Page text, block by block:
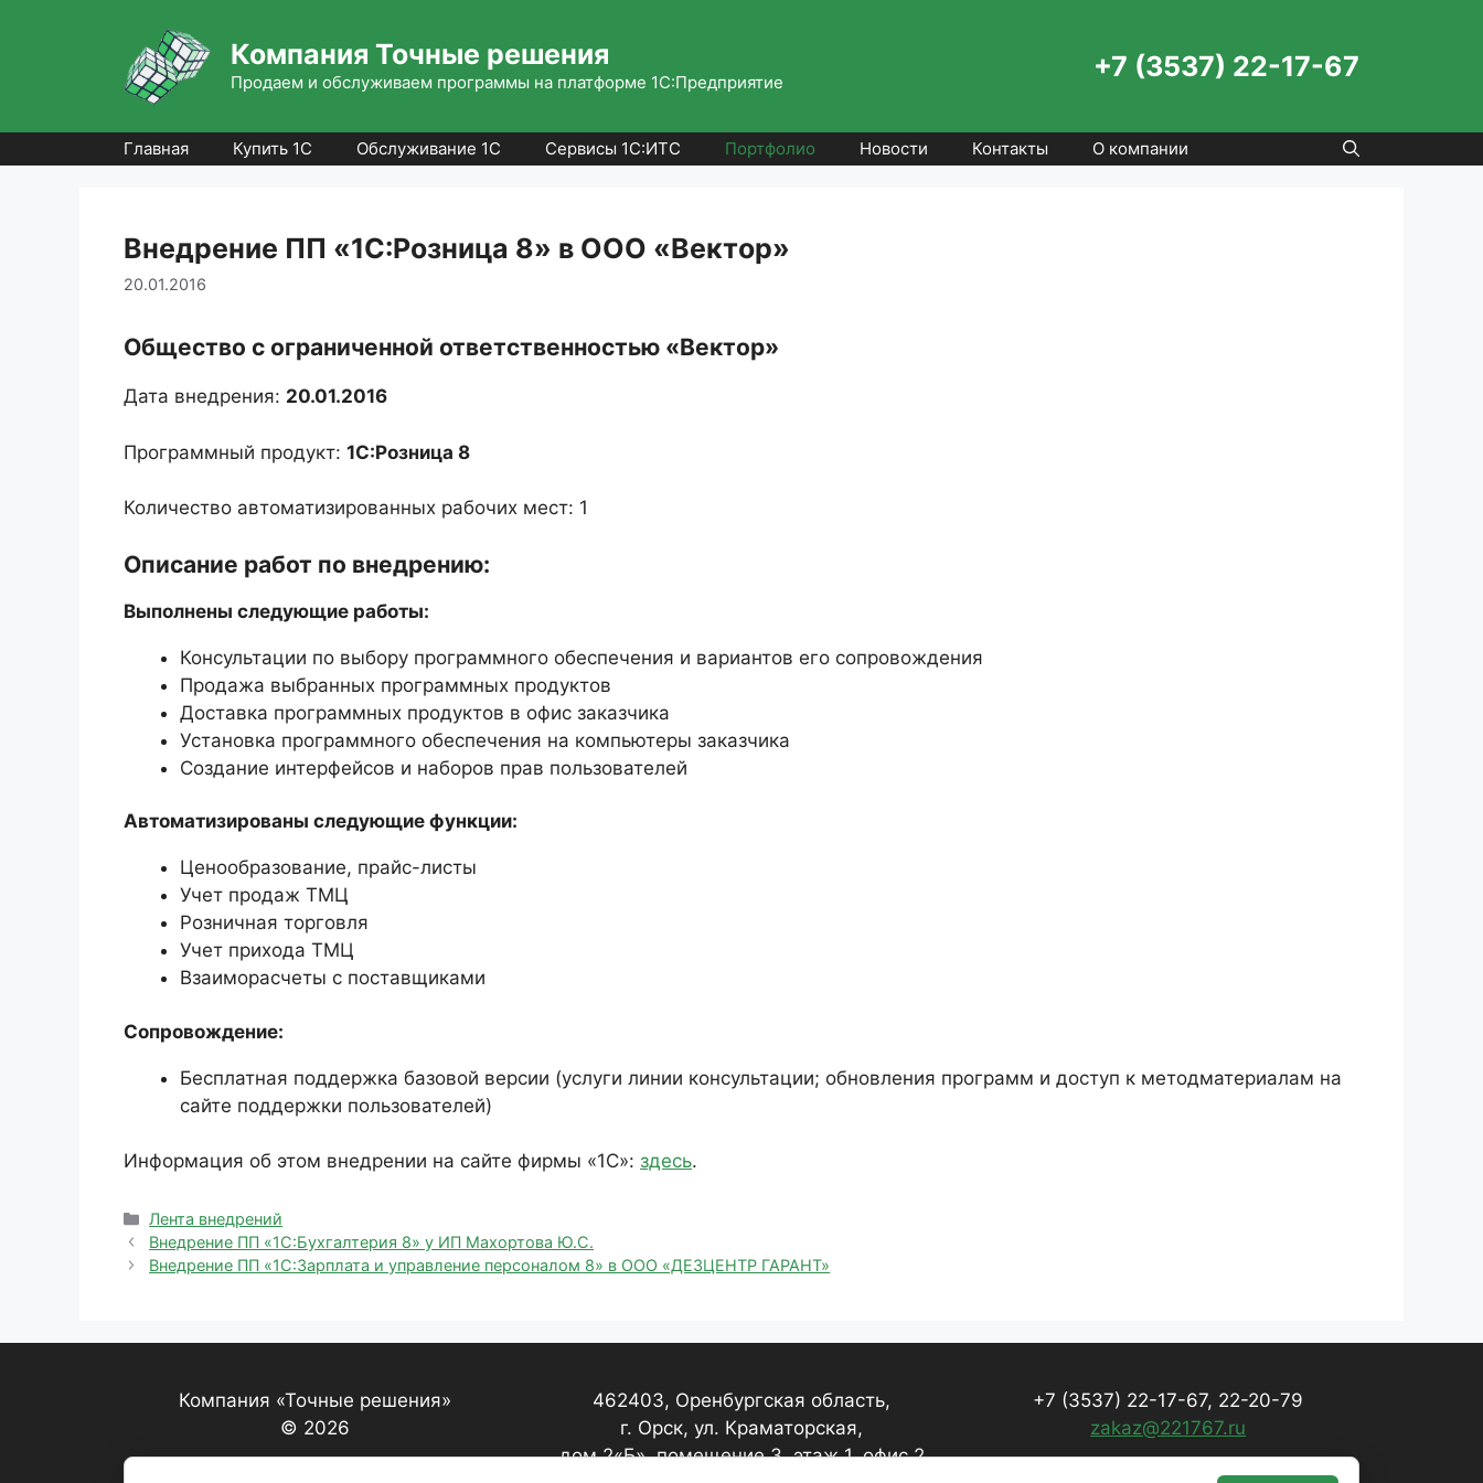
содержимому
Компания Точные решения
Продаем и обслуживаем программы на платформе 1С:Предприятие +7 (3537) 22-17-67
Главная Купить 1С Обслуживание 1С Сервисы 1С:ИТС Портфолио Новости Контакты О компании
Внедрение ПП «1С:Розница 8» в ООО «Вектор»
20.01.2016
Общество с ограниченной ответственностью «Вектор»
Дата внедрения: 20.01.2016
Программный продукт: 1С:Розница 8
Количество автоматизированных рабочих мест: 1
Описание работ по внедрению:
Выполнены следующие работы:
Консультации по выбору программного обеспечения и вариантов его сопровождения
Продажа выбранных программных продуктов
Доставка программных продуктов в офис заказчика
Установка программного обеспечения на компьютеры заказчика
Создание интерфейсов и наборов прав пользователей
Автоматизированы следующие функции:
Ценообразование, прайс-листы
Учет продаж ТМЦ
Розничная торговля
Учет прихода ТМЦ
Взаиморасчеты с поставщиками
Сопровождение:
Бесплатная поддержка базовой версии (услуги линии консультации; обновления программ и доступ к методматериалам на
сайте поддержки пользователей)
Информация об этом внедрении на сайте фирмы «1С»: здесь.
Рубрики
Лента внедрений
Внедрение ПП «1С:Бухгалтерия 8» у ИП Махортова Ю.С.
Внедрение ПП «1С:Зарплата и управление персоналом 8» в ООО «ДЕЗЦЕНТР ГАРАНТ»
Компания «Точные решения»
© 2026
462403, Оренбургская область,
г. Орск, ул. Краматорская,
дом 2«Б», помещение 3, этаж 1, офис 2
+7 (3537) 22-17-67, 22-20-79
zakaz@221767.ru